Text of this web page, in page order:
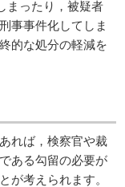
まったり，被疑者
事事件化してしま
的な処分の軽減を
れば，検察官や裁
ある勾留の必要が
が考えられます。